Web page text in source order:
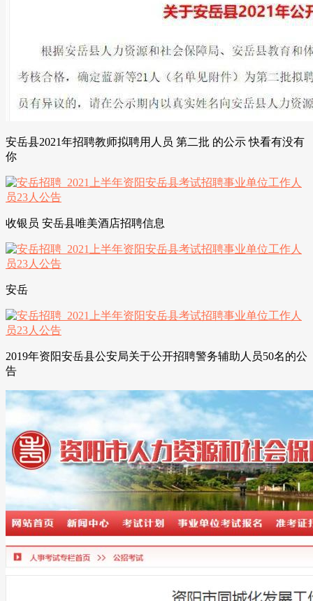
安岳县2021年招聘教师拟聘用人员 第二批 的公示 快看有没有
你
收银员 安岳县唯美酒店招聘信息
安岳
2019年资阳安岳县公安局关于公开招聘警务辅助人员50名的公
告